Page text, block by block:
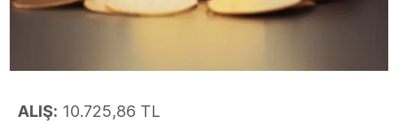
ALIŞ: 10.725,86 TL